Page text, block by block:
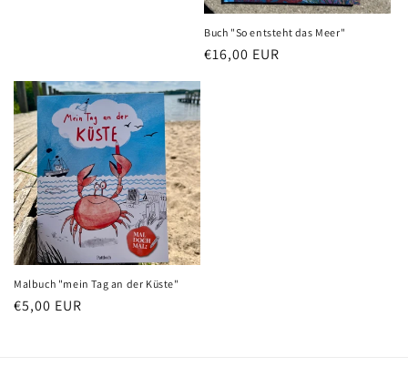
Buch "So entsteht das Meer"
Normaler
€16,00 EUR
Malbuch "mein Tag an der Küste"
Normaler
€5,00 EUR